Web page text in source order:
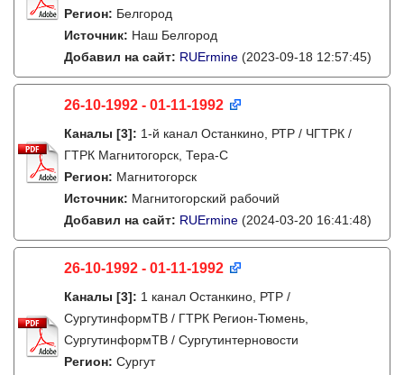
Регион: Белгород
Источник: Наш Белгород
Добавил на сайт: RUErmine (2023-09-18 12:57:45)
26-10-1992 - 01-11-1992
Каналы [3]: 1-й канал Останкино, РТР / ЧГТРК /
ГТРК Магнитогорск, Тера-С
Регион: Магнитогорск
Источник: Магнитогорский рабочий
Добавил на сайт: RUErmine (2024-03-20 16:41:48)
26-10-1992 - 01-11-1992
Каналы [3]: 1 канал Останкино, РТР /
СургутинформТВ / ГТРК Регион-Тюмень,
СургутинформТВ / Сургутинтерновости
Регион: Сургут